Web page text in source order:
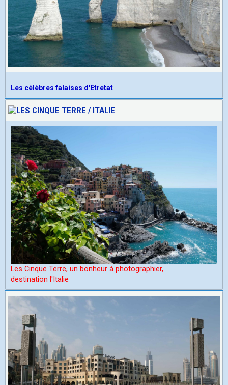
Les célèbres falaises d'Etretat
Les Cinque Terre, un bonheur à photographier,
destination l'Italie